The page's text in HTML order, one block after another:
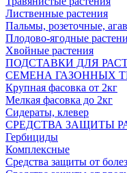
Лиственные растения
Пальмы, розеточные,
Плодово-ягодные
Хвойные растения
ПОДСТАВКИ ДЛЯ
СЕМЕНА ГАЗОННЫХ
Крупная фасовка от 2кг
Мелкая фасовка до 2кг
Сидераты, клевер
СРЕДСТВА ЗАЩИТЫ
Гербициды
Комплексные
Средства защиты от